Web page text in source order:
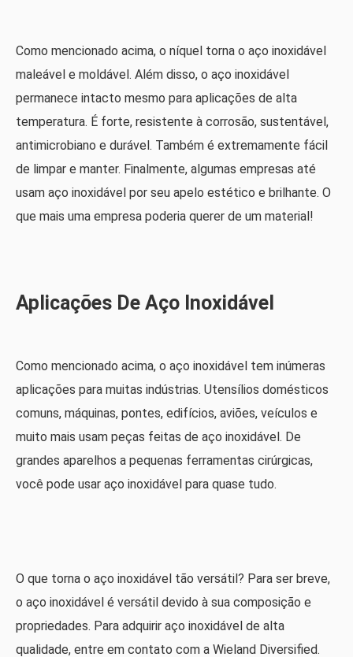
Como mencionado acima, o níquel torna o aço inoxidável
maleável e moldável. Além disso, o aço inoxidável
permanece intacto mesmo para aplicações de alta
temperatura. É forte, resistente à corrosão, sustentável,
antimicrobiano e durável. Também é extremamente fácil
de limpar e manter. Finalmente, algumas empresas até
usam aço inoxidável por seu apelo estético e brilhante. O
que mais uma empresa poderia querer de um material!
Aplicações De Aço Inoxidável
Como mencionado acima, o aço inoxidável tem inúmeras
aplicações para muitas indústrias. Utensílios domésticos
comuns, máquinas, pontes, edifícios, aviões, veículos e
muito mais usam peças feitas de aço inoxidável. De
grandes aparelhos a pequenas ferramentas cirúrgicas,
você pode usar aço inoxidável para quase tudo.
O que torna o aço inoxidável tão versátil? Para ser breve,
o aço inoxidável é versátil devido à sua composição e
propriedades. Para adquirir aço inoxidável de alta
qualidade, entre em contato com a Wieland Diversified.